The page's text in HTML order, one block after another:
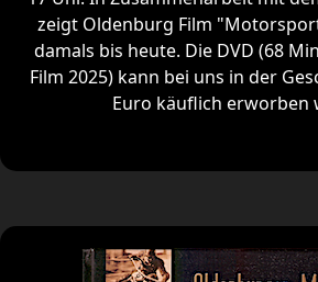
zeigt Oldenburg Film
damals bis heute. Die DVD (68
Film 2025) kann bei uns in der
Euro käuflich erworben